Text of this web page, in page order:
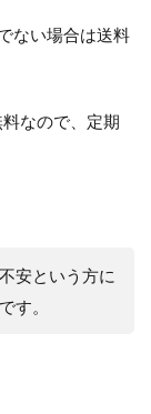
ない場合は送料
なので、定期
安という方に
す。